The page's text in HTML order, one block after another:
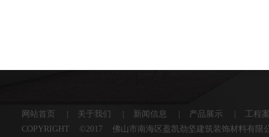
网站首页 关于我们 新闻信息 产品展示
工程
COPYRIGHT ©2017 佛山市南海区盈凯劲坚建筑装饰材料有限